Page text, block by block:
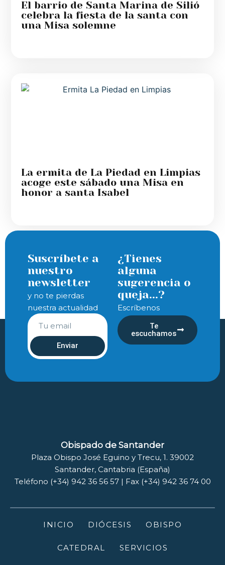
El barrio de Santa Marina de Silió
celebra la fiesta de la santa con
una Misa solemne
La ermita de La Piedad en Limpias
acoge este sábado una Misa en
honor a santa Isabel
Suscríbete a
nuestro
newsletter
y no te pierdas
nuestra actualidad
Enviar
¿Tienes
alguna
sugerencia o
queja...?
Escríbenos
Te
escuchamos
Obispado de Santander
Plaza Obispo José Eguino y Trecu, 1. 39002
Santander, Cantabria (España)
Teléfono (+34) 942 36 56 57 | Fax (+34) 942 36 74 00
INICIO DIÓCESIS OBISPO
CATEDRAL SERVICIOS